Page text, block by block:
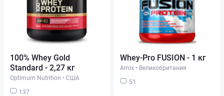
100% Whey Gold
Standard - 2,27 кг
Optimum Nutrition • США
137
Whey-Pro FUSION - 1 кг
Amix • Великобритания
51